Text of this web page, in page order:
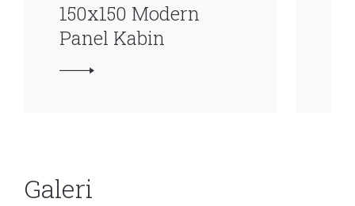
150x150 Modern
Panel Kabin
Galeri